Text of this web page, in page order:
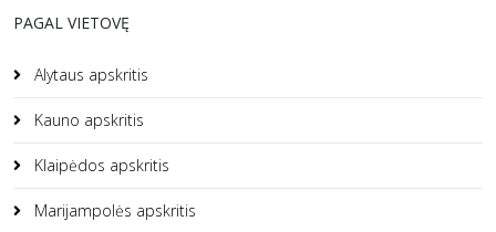
PAGAL VIETOVĘ
Alytaus apskritis
Kauno apskritis
Klaipėdos apskritis
Marijampolės apskritis